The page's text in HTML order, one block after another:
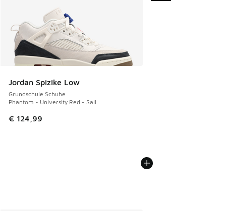
Jordan Spizike Low
Grundschule Schuhe
Phantom - University Red - Sail
€ 124,99